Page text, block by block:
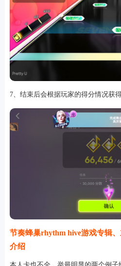
7、结束后会根据玩家的得分情况获
节奏蜂巢rhythm hive游戏专辑
介绍